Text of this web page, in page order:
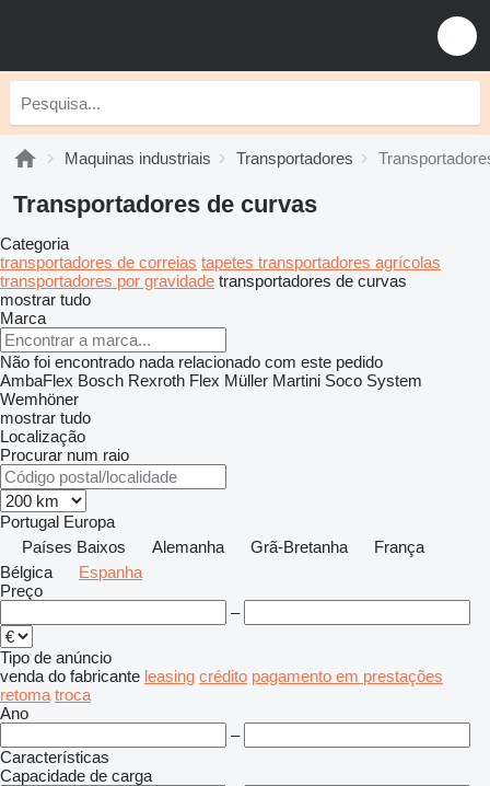
Maquinas industriais Transportadores
Transportadores de curvas
Categoria
transportadores de correias tapetes transportadores agrícolas
transportadores por gravidade transportadores de curvas
mostrar tudo
Marca
Não foi encontrado nada relacionado com este pedido
AmbaFlex Bosch Rexroth Flex Müller Martini Soco System
Wemhöner
mostrar tudo
Localização
Procurar num raio
Portugal Europa
Países Baixos
Alemanha Grã-Bretanha
França
Bélgica
Espanha
Preço
–
Tipo de anúncio
venda do fabricante leasing crédito pagamento em prestações
retoma troca
Ano
–
Características
Capacidade de carga